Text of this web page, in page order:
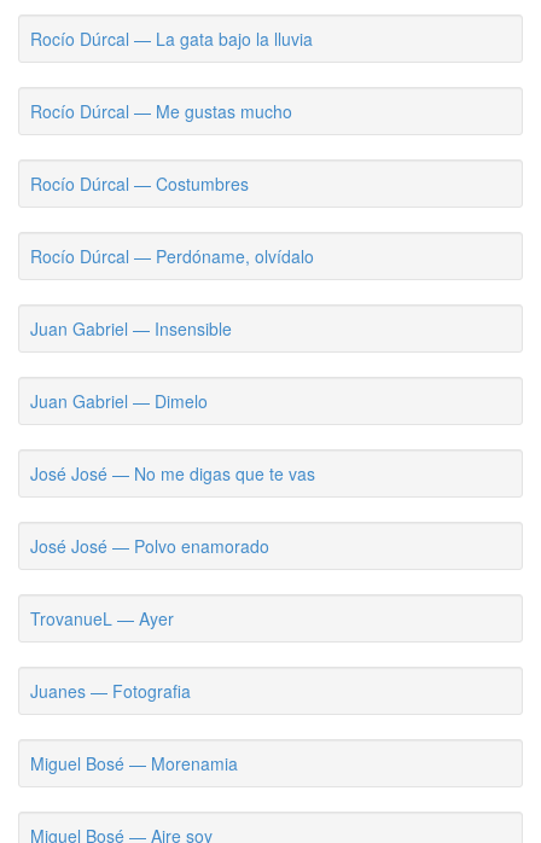
Rocío Dúrcal — La gata bajo la lluvia
Rocío Dúrcal — Me gustas mucho
Rocío Dúrcal — Costumbres
Rocío Dúrcal — Perdóname, olvídalo
Juan Gabriel — Insensible
Juan Gabriel — Dimelo
José José — No me digas que te vas
José José — Polvo enamorado
TrovanueL — Ayer
Juanes — Fotografia
Miguel Bosé — Morenamia
Miguel Bosé — Aire soy